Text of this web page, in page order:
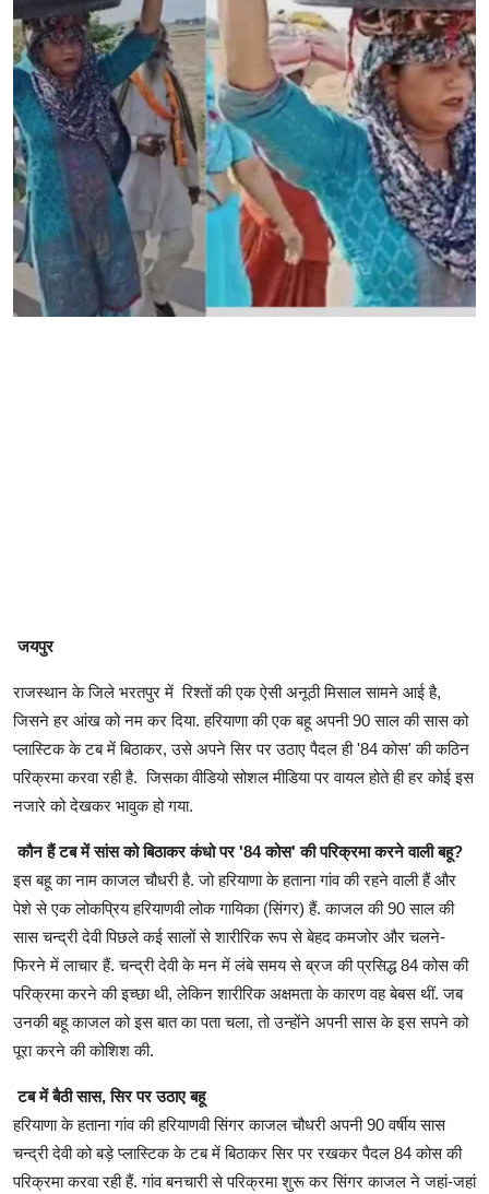
जयपुर
राजस्थान के जिले भरतपुर में रिश्तों की एक ऐसी अनूठी मिसाल सामने आई है,
जिसने हर आंख को नम कर दिया. हरियाणा की एक बहू अपनी 90 साल की सास को
प्लास्टिक के टब में बिठाकर, उसे अपने सिर पर उठाए पैदल ही '84 कोस' की कठिन
परिक्रमा करवा रही है. जिसका वीडियो सोशल मीडिया पर वायल होते ही हर कोई इस
नजारे को देखकर भावुक हो गया.
कौन हैं टब में सांस को बिठाकर कंधो पर '84 कोस' की परिक्रमा करने वाली बहू?
इस बहू का नाम काजल चौधरी है. जो हरियाणा के हताना गांव की रहने वाली हैं और
पेशे से एक लोकप्रिय हरियाणवी लोक गायिका (सिंगर) हैं. काजल की 90 साल की
सास चन्द्री देवी पिछले कई सालों से शारीरिक रूप से बेहद कमजोर और चलने-
फिरने में लाचार हैं. चन्द्री देवी के मन में लंबे समय से ब्रज की प्रसिद्ध 84 कोस की
परिक्रमा करने की इच्छा थी, लेकिन शारीरिक अक्षमता के कारण वह बेबस थीं. जब
उनकी बहू काजल को इस बात का पता चला, तो उन्होंने अपनी सास के इस सपने को
पूरा करने की कोशिश की.
टब में बैठी सास, सिर पर उठाए बहू
हरियाणा के हताना गांव की हरियाणवी सिंगर काजल चौधरी अपनी 90 वर्षीय सास
चन्द्री देवी को बड़े प्लास्टिक के टब में बिठाकर सिर पर रखकर पैदल 84 कोस की
परिक्रमा करवा रही हैं. गांव बनचारी से परिक्रमा शुरू कर सिंगर काजल ने जहां-जहां